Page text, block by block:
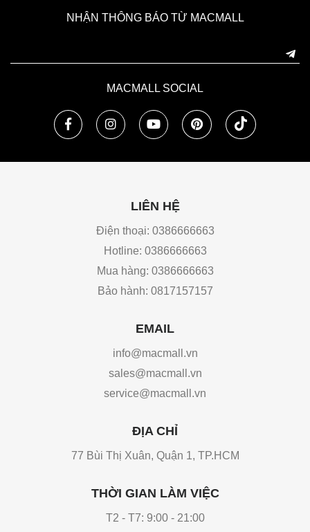
NHẬN THÔNG BÁO TỪ MACMALL
MACMALL SOCIAL
LIÊN HỆ
Điện thoại: 0386666663
Hotline: 0386666663
Mua hàng: 0386666663
Bảo hành: 0817157157
EMAIL
info@macmall.vn
sales@macmall.vn
service@macmall.vn
ĐỊA CHỈ
77 Bùi Thị Xuân, Quận 1, TP.HCM
THỜI GIAN LÀM VIỆC
T2 - T7: 9:00 - 21:00